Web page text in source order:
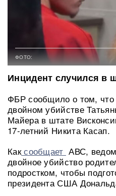
ФОТО:
Инцидент случился в
ФБР сообщило о том,
двойном убийстве
Майера в штате
17-летний Никита Касап.
Каксообщает АВС,
двойное убийство
подростком, чтобы
президента США